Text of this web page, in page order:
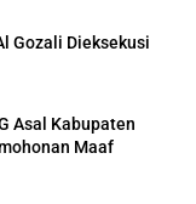
Gozali Dieksekusi
Asal Kabupaten
Maaf